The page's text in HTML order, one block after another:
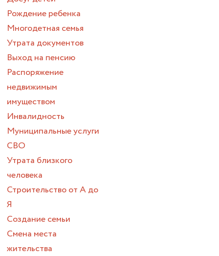
Рождение ребенка
Многодетная семья
Утрата документов
Выход на пенсию
Распоряжение
недвижимым
имуществом
Инвалидность
Муниципальные услуги
СВО
Утрата близкого
человека
Строительство от А до
Я
Создание семьи
Смена места
жительства